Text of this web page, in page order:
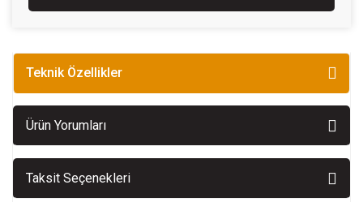
Teknik Özellikler
Ürün Yorumları
Taksit Seçenekleri